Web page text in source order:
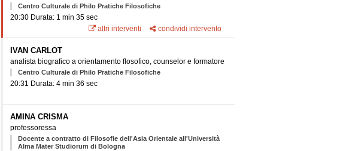
Centro Culturale di Philo Pratiche Filosofiche
20:30 Durata: 1 min 35 sec
altri interventi
condividi intervento
IVAN CARLOT
analista biografico a orientamento flosofico, counselor e formatore
Centro Culturale di Philo Pratiche Filosofiche
20:31 Durata: 4 min 36 sec
AMINA CRISMA
professoressa
Docente a contratto di Filosofie dell'Asia Orientale all'Università
Alma Mater Studiorum di Bologna